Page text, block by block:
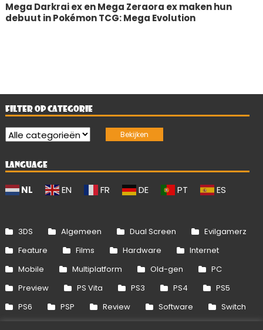
Mega Darkrai ex en Mega Zeraora ex maken hun
debuut in Pokémon TCG: Mega Evolution
FILTER OP CATEGORIE
LANGUAGE
NL EN FR DE PT ES
3DS Algemeen Dual Screen
Evilgamerz
Feature
Films Hardware
Internet
Mobile
Multiplatform Old-gen
PC
Preview
PS Vita PS3 PS4
PS5
PS6
PSP Review Software
Switch